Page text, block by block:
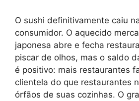
O sushi definitivamente caiu
consumidor. O aquecido
japonesa abre e fecha
piscar de olhos, mas o saldo
é positivo: mais restaurantes
clientela do que restaurantes
órfãos de suas cozinhas. O